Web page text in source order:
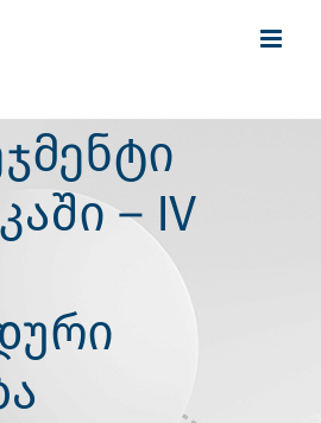
– IV